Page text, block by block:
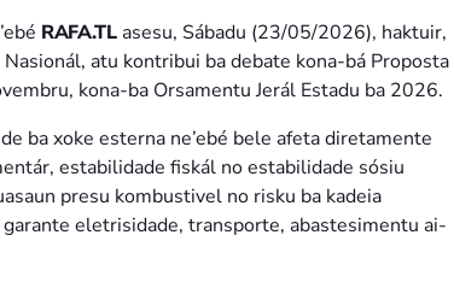
RAFA.TLasesu, Sábadu (23/05/2026), haktuir,
atu kontribui ba debate kona-bá Proposta
kona-ba Orsamentu Jerál Estadu ba 2026.
ba xoke esterna ne’ebé bele afeta diretamente
estabilidade fiskál no estabilidade sósiu
presu kombustivel no risku ba kadeia
eletrisidade, transporte, abastesimentu ai-